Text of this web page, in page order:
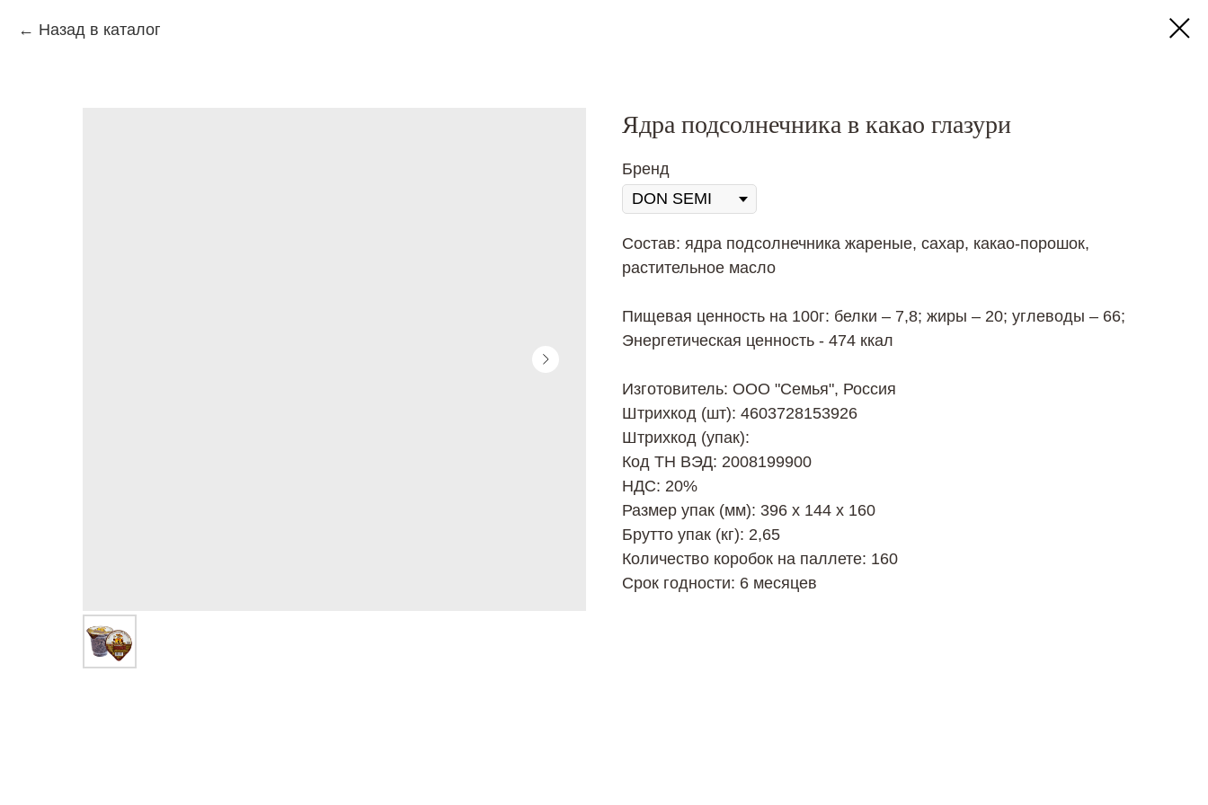
Назад в каталог
Ядра подсолнечника в какао глазури
Бренд
Состав: ядра подсолнечника жареные, сахар, какао-порошок,
растительное масло
Пищевая ценность на 100г: белки – 7,8; жиры – 20; углеводы – 66;
Энергетическая ценность - 474 ккал
Изготовитель: ООО "Семья", Россия
Штрихкод (шт): 4603728153926
Штрихкод (упак):
Код ТН ВЭД: 2008199900
НДС: 20%
Размер упак (мм): 396 х 144 х 160
Брутто упак (кг): 2,65
Количество коробок на паллете: 160
Срок годности: 6 месяцев